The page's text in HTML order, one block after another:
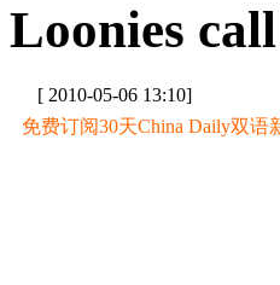
Loonies
[ 2010-05-06 13:10]
免费订阅30天China Daily双语